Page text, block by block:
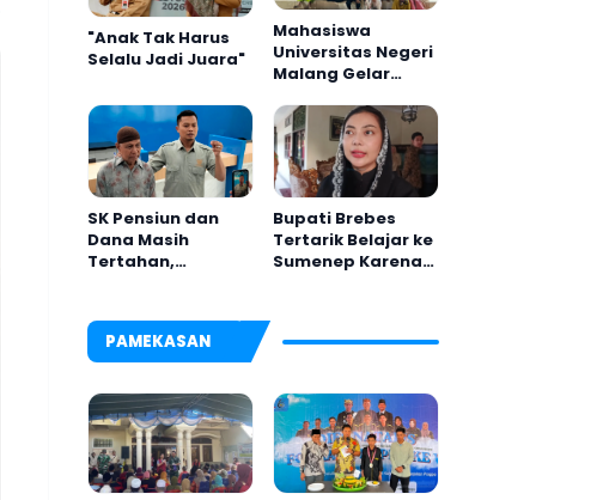
"Anak Tak Harus
Selalu Jadi Juara"
Mahasiswa
Universitas Negeri
Malang Gelar
di Desa Dapenda
SK Pensiun dan
Dana Masih
Tertahan,
Sumenep
Bupati Brebes
Tertarik Belajar ke
Sumenep Karena
PAMEKASAN